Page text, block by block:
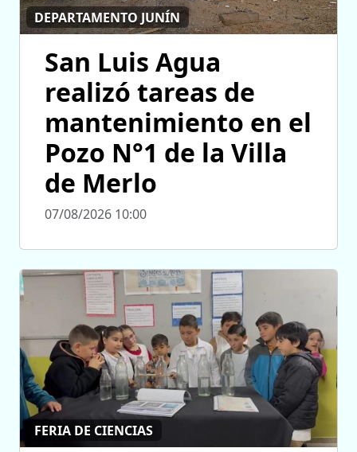
DEPARTAMENTO JUNÍN
San Luis Agua
realizó tareas de
mantenimiento en el
Pozo N°1 de la Villa
de Merlo
07/08/2026 10:00
FERIA DE CIENCIAS